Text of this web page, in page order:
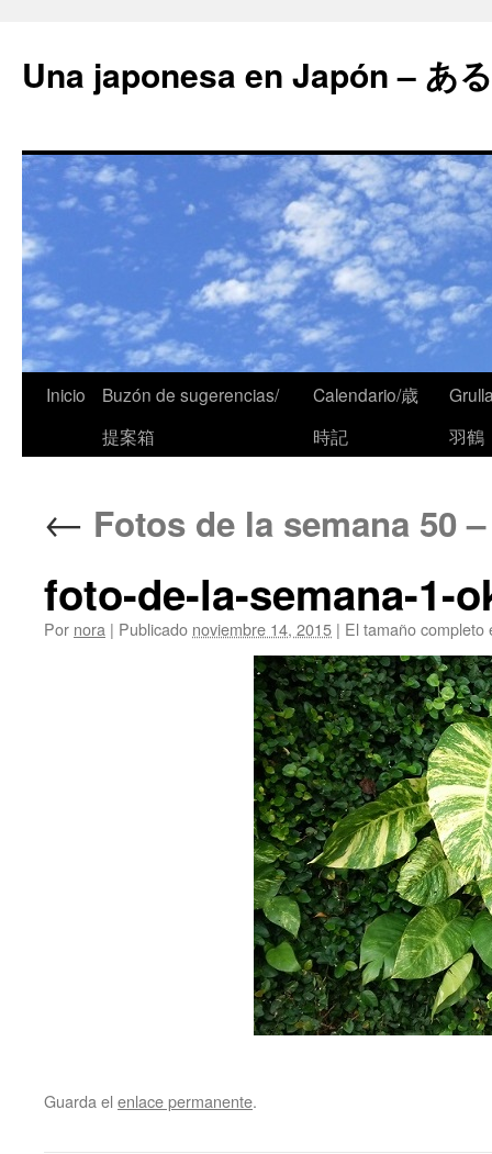
Una japonesa en Japón – あ
Inicio
Buzón de sugerencias/
提案箱
Calendario/歳
時記
羽鶴
← Fotos de la semana 50
foto-de-la-semana-1-
Por nora | Publicado noviembre 14, 2015 | El tamaño
Guarda el enlace permanente.